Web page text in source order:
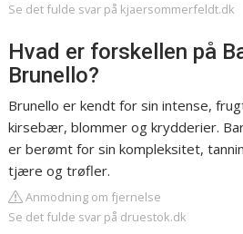
Se det fulde svar på kjaersommerfeldt.dk
Hvad er forskellen på
Brunello?
Brunello er kendt for sin intense,
kirsebær, blommer og krydderier.
er berømt for sin kompleksitet,
tjære og trøfler.
Anmodning om fjernelse
Se det fulde svar på druestok.dk